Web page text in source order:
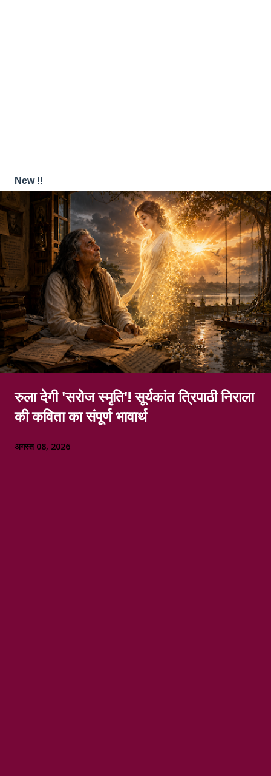
New !!
रुला देगी 'सरोज स्मृति'! सूर्यकांत त्रिपाठी निराला
की कविता का संपूर्ण भावार्थ
अगस्त 08, 2026